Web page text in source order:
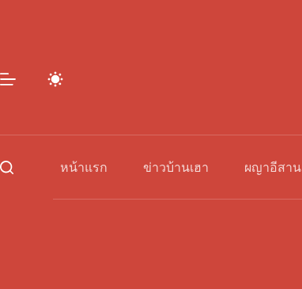
หน้าแรก ข่าวบ้านเฮา ผญาอีสาน